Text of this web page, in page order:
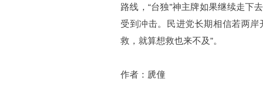
路线，“台独”神主牌如果继续走下
受到冲击。民进党长期相信若两岸
救，就算想救也来不及”。
作者：虒僮